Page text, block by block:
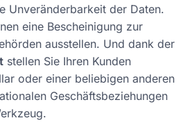
Unveränderbarkeit der Daten.
eine Bescheinigung zur
ausstellen. Und dank der
stellen Sie Ihren Kunden
oder einer beliebigen anderen
Geschäftsbeziehungen